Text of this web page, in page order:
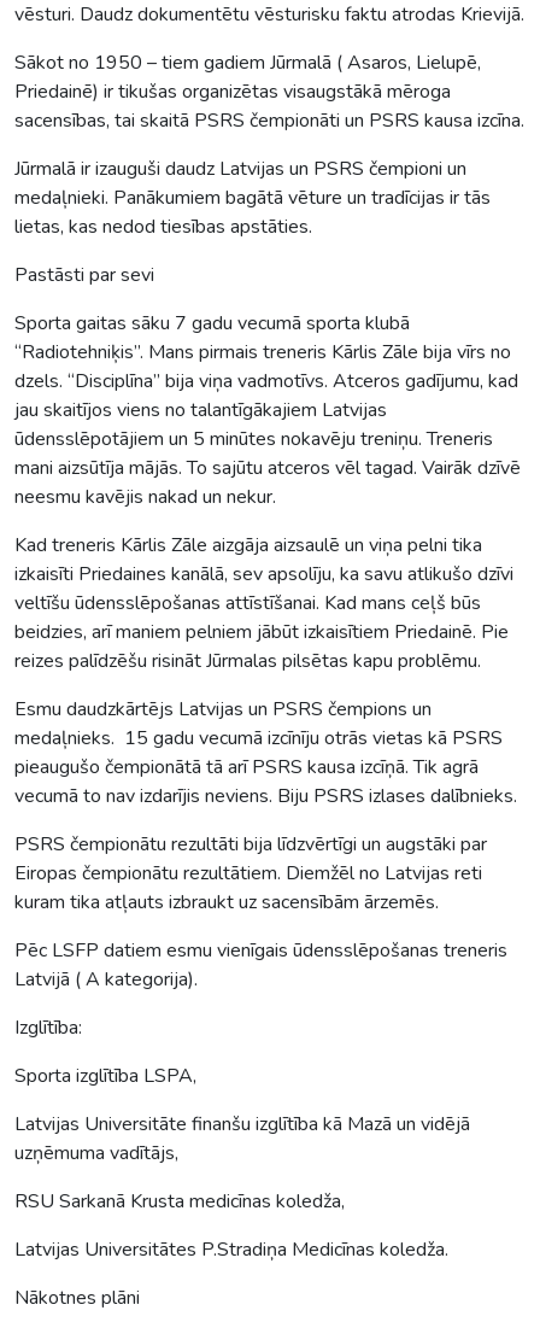
vēsturi. Daudz dokumentētu vēsturisku faktu atrodas Krievijā.
Sākot no 1950 – tiem gadiem Jūrmalā ( Asaros, Lielupē,
Priedainē) ir tikušas organizētas visaugstākā mēroga
sacensības, tai skaitā PSRS čempionāti un PSRS kausa izcīna.
Jūrmalā ir izauguši daudz Latvijas un PSRS čempioni un
medaļnieki. Panākumiem bagātā vēture un tradīcijas ir tās
lietas, kas nedod tiesības apstāties.
Pastāsti par sevi
Sporta gaitas sāku 7 gadu vecumā sporta klubā
“Radiotehniķis”. Mans pirmais treneris Kārlis Zāle bija vīrs no
dzels. “Disciplīna” bija viņa vadmotīvs. Atceros gadījumu, kad
jau skaitījos viens no talantīgākajiem Latvijas
ūdensslēpotājiem un 5 minūtes nokavēju treniņu. Treneris
mani aizsūtīja mājās. To sajūtu atceros vēl tagad. Vairāk dzīvē
neesmu kavējis nakad un nekur.
Kad treneris Kārlis Zāle aizgāja aizsaulē un viņa pelni tika
izkaisīti Priedaines kanālā, sev apsolīju, ka savu atlikušo dzīvi
veltīšu ūdensslēpošanas attīstīšanai. Kad mans ceļš būs
beidzies, arī maniem pelniem jābūt izkaisītiem Priedainē. Pie
reizes palīdzēšu risināt Jūrmalas pilsētas kapu problēmu.
Esmu daudzkārtējs Latvijas un PSRS čempions un
medaļnieks. 15 gadu vecumā izcīnīju otrās vietas kā PSRS
pieaugušo čempionātā tā arī PSRS kausa izcīņā. Tik agrā
vecumā to nav izdarījis neviens. Biju PSRS izlases dalībnieks.
PSRS čempionātu rezultāti bija līdzvērtīgi un augstāki par
Eiropas čempionātu rezultātiem. Diemžēl no Latvijas reti
kuram tika atļauts izbraukt uz sacensībām ārzemēs.
Pēc LSFP datiem esmu vienīgais ūdensslēpošanas treneris
Latvijā ( A kategorija).
Izglītība:
Sporta izglītība LSPA,
Latvijas Universitāte finanšu izglītība kā Mazā un vidējā
uzņēmuma vadītājs,
RSU Sarkanā Krusta medicīnas koledža,
Latvijas Universitātes P.Stradiņa Medicīnas koledža.
Nākotnes plāni